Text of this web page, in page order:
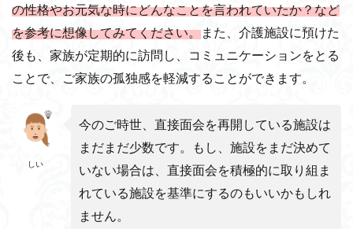
の性格やお元気な時にどんなことを言われていたか？など
を参考に想像してみてください。また、介護施設に預けた
後も、家族が定期的に訪問し、コミュニケーションをとる
ことで、ご家族の孤独感を軽減することができます。
しい
今のご時世、直接面会を再開している施設は
まだまだ少数です。もし、施設をまだ決めて
いない場合は、直接面会を積極的に取り組ま
れている施設を基準にするのもいいかもしれ
ません。